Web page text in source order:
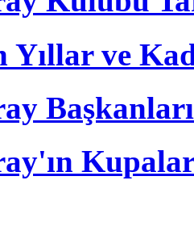
Yıllar ve
Başkanları